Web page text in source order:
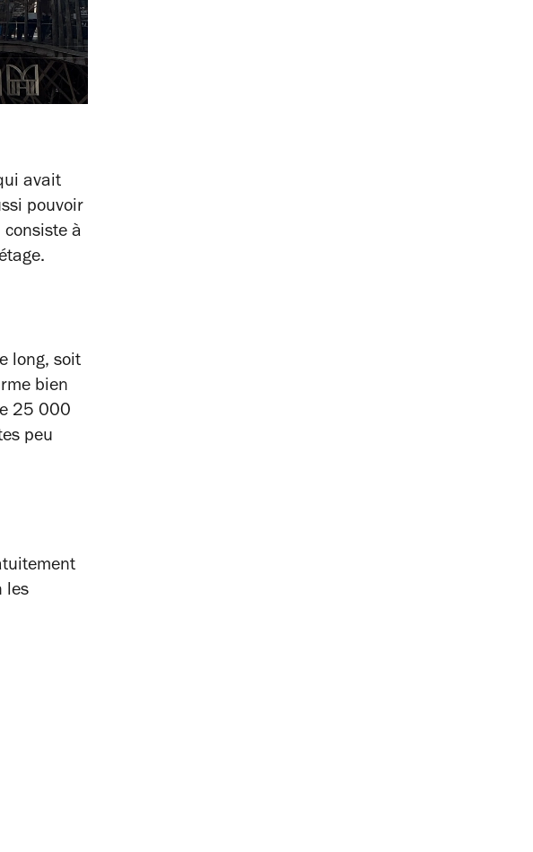
avait
pouvoir
à
long, soit
bien
25 000
peu
les